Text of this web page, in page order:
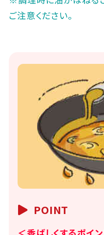
ご注意ください。
POINT
＜香ばしくするポイ